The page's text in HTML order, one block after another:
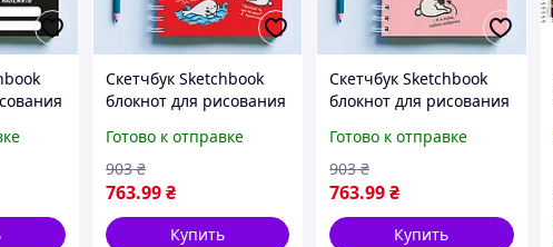
А
А3
Скетчбук Sketchbook
блокнот для рисования
непонятной ситуации
рисуй» А3 Кавун 48 D8-
2026
Готово к отправке
763.99₴
903 ₴
Купить
Скетчбук Sketchbook
блокнот для рисования
непонятной ситуации
рисуй розовый» А3
Кавун 48 D8-2026
Готово к отправке
763.99₴
903 ₴
Купить